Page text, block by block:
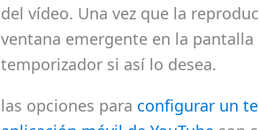
del vídeo. Una vez que la
ventana emergente en la
temporizador si así lo desea.
las opciones para configurar un